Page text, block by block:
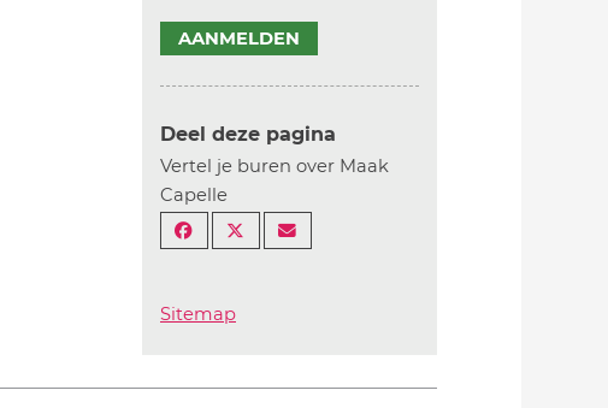
AANMELDEN
Deel deze pagina
Vertel je buren over Maak
Capelle
Sitemap